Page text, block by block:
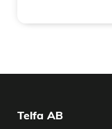
Telfa AB